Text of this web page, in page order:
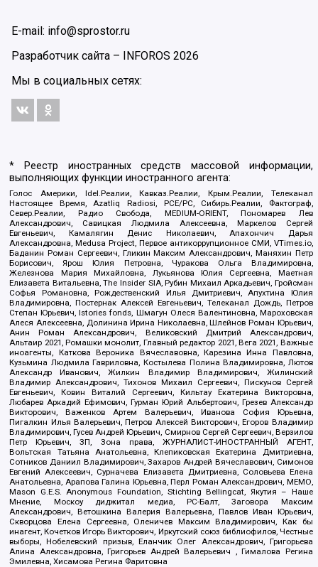
E-mail: info@sprostor.ru
Разработчик сайта –
INFOROS 2026
Мы в социальных сетях:
* Реестр иностранных средств массовой информации,
выполняющих функции иностранного агента:
Голос Америки, Idel.Реалии, Кавказ.Реалии, Крым.Реалии, Телеканал
Настоящее Время, Azatliq Radiosi, PCE/PC, Сибирь.Реалии, Фактограф,
Север.Реалии, Радио Свобода, MEDIUM-ORIENT, Пономарев Лев
Александрович, Савицкая Людмила Алексеевна, Маркелов Сергей
Евгеньевич, Камалягин Денис Николаевич, Апахончич Дарья
Александровна, Medusa Project, Первое антикоррупционное СМИ, VTimes.io,
Баданин Роман Сергеевич, Гликин Максим Александрович, Маняхин Петр
Борисович, Ярош Юлия Петровна, Чуракова Ольга Владимировна,
Железнова Мария Михайловна, Лукьянова Юлия Сергеевна, Маетная
Елизавета Витальевна, The Insider SIA, Рубин Михаил Аркадьевич, Гройсман
Софья Романовна, Рождественский Илья Дмитриевич, Апухтина Юлия
Владимировна, Постернак Алексей Евгеньевич, Телеканал Дождь, Петров
Степан Юрьевич, Istories fonds, Шмагун Олеся Валентиновна, Мароховская
Алеся Алексеевна, Долинина Ирина Николаевна, Шлейнов Роман Юрьевич,
Анин Роман Александрович, Великовский Дмитрий Александрович,
Альтаир 2021, Ромашки монолит, Главный редактор 2021, Вега 2021, Важные
иноагенты, Каткова Вероника Вячеславовна, Карезина Инна Павловна,
Кузьмина Людмила Гавриловна, Костылева Полина Владимировна, Лютов
Александр Иванович, Жилкин Владимир Владимирович, Жилинский
Владимир Александрович, Тихонов Михаил Сергеевич, Пискунов Сергей
Евгеньевич, Ковин Виталий Сергеевич, Кильтау Екатерина Викторовна,
Любарев Аркадий Ефимович, Гурман Юрий Альбертович, Грезев Александр
Викторович, Важенков Артем Валерьевич, Иванова София Юрьевна,
Пигалкин Илья Валерьевич, Петров Алексей Викторович, Егоров Владимир
Владимирович, Гусев Андрей Юрьевич, Смирнов Сергей Сергеевич, Верзилов
Петр Юрьевич, ЗП, Зона права, ЖУРНАЛИСТ-ИНОСТРАННЫЙ АГЕНТ,
Вольтская Татьяна Анатольевна, Клепиковская Екатерина Дмитриевна,
Сотников Даниил Владимирович, Захаров Андрей Вячеславович, Симонов
Евгений Алексеевич, Сурначева Елизавета Дмитриевна, Соловьева Елена
Анатольевна, Арапова Галина Юрьевна, Перл Роман Александрович, МЕМО,
Mason G.E.S. Anonymous Foundation, Stichting Bellingcat, Якутия – Наше
Мнение, Москоу диджитал медиа, РС-Балт, Заговора Максим
Александрович, Ветошкина Валерия Валерьевна, Павлов Иван Юрьевич,
Скворцова Елена Сергеевна, Оленичев Максим Владимирович, Как бы
инагент, Кочетков Игорь Викторович, Иркутский союз библиофилов, Честные
выборы, Нобелевский призыв, Еланчик Олег Александрович, Григорьева
Алина Александровна, Григорьев Андрей Валерьевич , Гималова Регина
Эмилевна, Хисамова Регина Фаритовна